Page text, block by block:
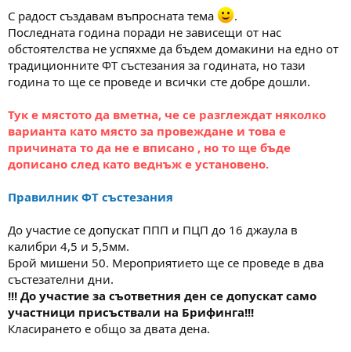
м
а
т
а
т
а
С радост създавам въпросната тема
.
Последната година поради не зависещи от нас
обстоятелства не успяхме да бъдем домакини на едно от
традиционните ФТ състезания за годината, но тази
година то ще се проведе и всички сте добре дошли.
Тук е мястото да вметна, че се разглеждат няколко
варианта като място за провеждане и това е
причината то да не е вписано , но то ще бъде
дописано след като веднъж е установено.
Правилник ФТ състезания
До участие се допускат ППП и ПЦП до 16 джаула в
калибри 4,5 и 5,5мм.
Брой мишени 50. Мероприятието ще се проведе в два
състезателни дни.
!!! До участие за съответния ден се допускат само
участници присъствали на Брифинга!!!
Класирането е общо за двата дена.